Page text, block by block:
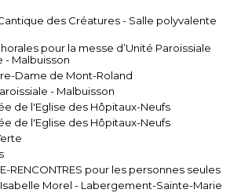
des Créatures - Salle polyvalente
pour la messe d’Unité Paroissiale
- Malbuisson
Dame de Mont-Roland
- Malbuisson
de l'Eglise des Hôpitaux-Neufs
de l'Eglise des Hôpitaux-Neufs
RENCONTRES pour les personnes seules
Morel - Labergement-Sainte-Marie